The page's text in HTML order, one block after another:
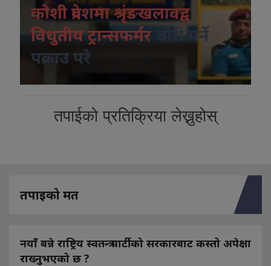
कोशी प्रदेशमा श्रृंङखलावद्व
विधुतीय ट्रान्सफर्मर
चोरी गर्ने
पक्राउ परे
तपाईको प्रतिक्रिया लेख्नुहोस्
तपाइको मत
नयाँ बन्ने राष्ट्रिय स्वतन्त्र पार्टीको सरकारबाट कस्तो अपेक्षा
राख्नुभएको छ ?